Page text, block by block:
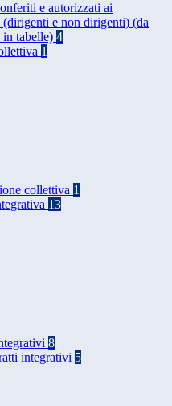
e autorizzati ai
(dirigenti e non dirigenti) (da
in tabelle) 4
1
collettiva 1
13
8
integrativi 5